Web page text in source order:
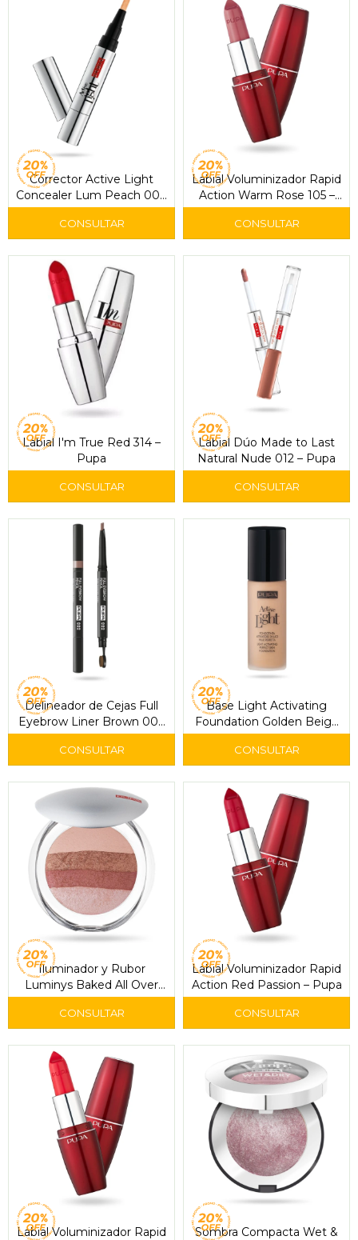
Corrector Active Light
Concealer Lum Peach 004
– Pupa
Labial Voluminizador Rapid
Action Warm Rose 105 –
Pupa
Labial I'm True Red 314 –
Pupa
Labial Dúo Made to Last
Natural Nude 012 – Pupa
Delineador de Cejas Full
Eyebrow Liner Brown 002
– Pupa
Base Light Activating
Foundation Golden Beige
050 – Pupa
Iluminador y Rubor
Luminys Baked All Over
Stripes Rose 01 – Pupa
Labial Voluminizador Rapid
Action Red Passion – Pupa
Labial Voluminizador Rapid
Sombra Compacta Wet &